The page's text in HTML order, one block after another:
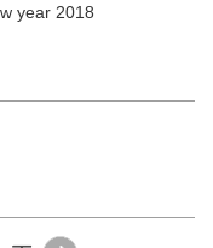
year 2018